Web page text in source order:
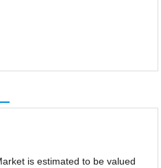
is estimated to be valued